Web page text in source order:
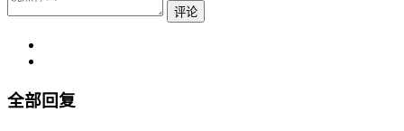
评论
全部回复